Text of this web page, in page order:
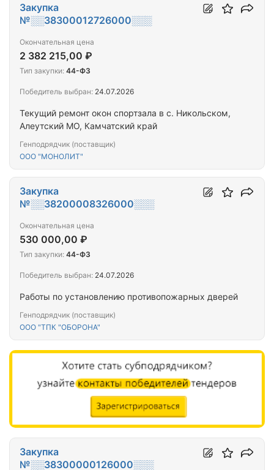
Текущий ремонт окон спортзала в с. Никольском,
Алеутский МО, Камчатский край
Генподрядчик (поставщик)
ООО "МОНОЛИТ"
Закупка
№░░38300012726000░░░
Окончательная цена
2 382 215,00 ₽
Тип закупки: 44-ФЗ
Победитель выбран: 24.07.2026
Работы по установлению противопожарных дверей
Генподрядчик (поставщик)
ООО "ТПК "ОБОРОНА"
Закупка
№░░38200008326000░░░
Окончательная цена
530 000,00 ₽
Тип закупки: 44-ФЗ
Победитель выбран: 24.07.2026
Закупка
№░░38300000126000░░░